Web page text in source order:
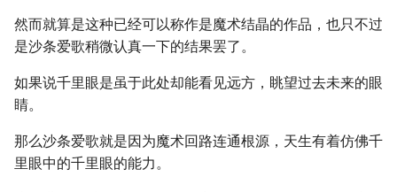
然而就算是这种已经可以称作是魔术结晶的作品，也只不过
是沙条爱歌稍微认真一下的结果罢了。
如果说千里眼是虽于此处却能看见远方，眺望过去未来的眼
睛。
那么沙条爱歌就是因为魔术回路连通根源，天生有着仿佛千
里眼中的千里眼的能力。